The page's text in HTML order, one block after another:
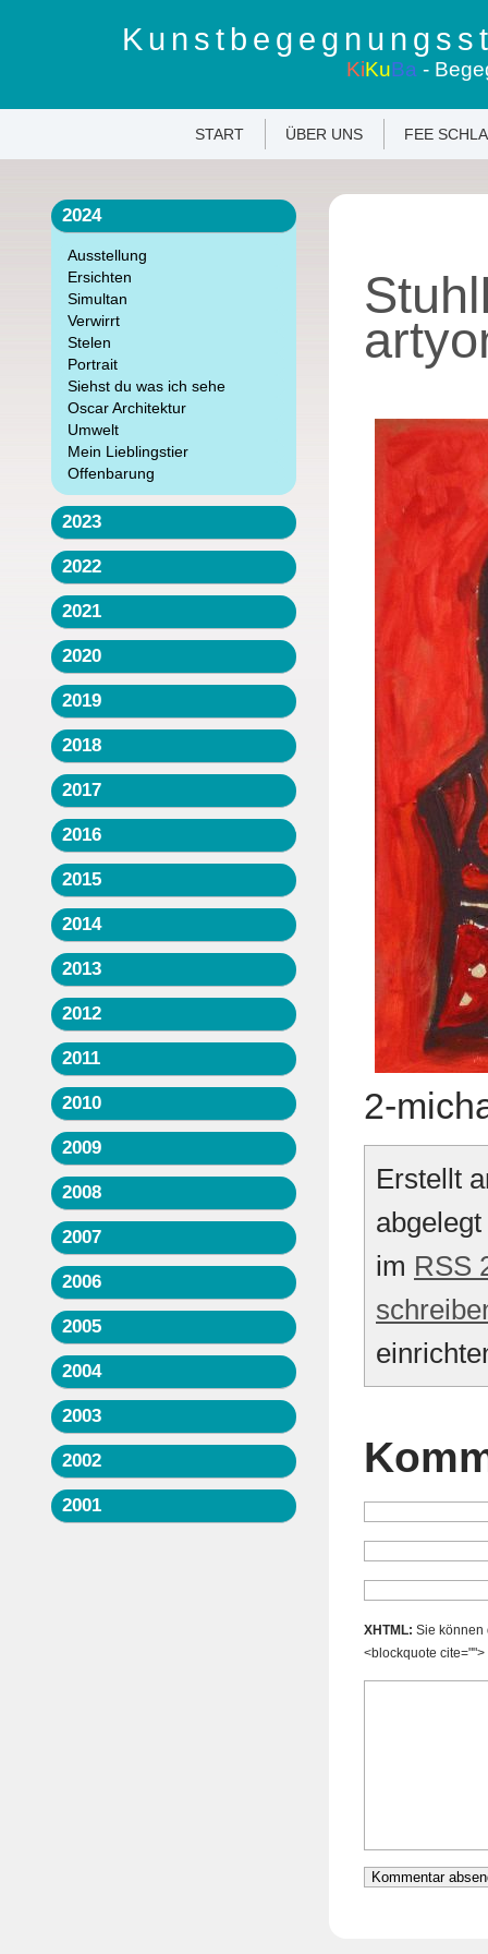
KiKuBa -
START ÜBER UNS FEE
2024
Ausstellung
Ersichten
Simultan
Verwirrt
Stelen
Portrait
Siehst du was ich sehe
Oscar Architektur
Umwelt
Mein Lieblingstier
Offenbarung
2023
2022
2021
2020
2019
2018
2017
2016
2015
2014
2013
2012
2011
2010
2009
2008
2007
2006
2005
2004
2003
2002
2001
2-
Erstellt
im RSS
XHTML: Sie können
<blockquote